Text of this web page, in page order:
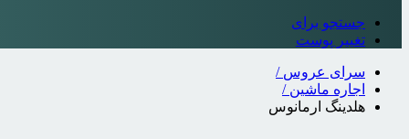
جستجو برای
تغییر پوست
سرای عروس /
اجاره ماشین /
هلدینگ ارمانوس